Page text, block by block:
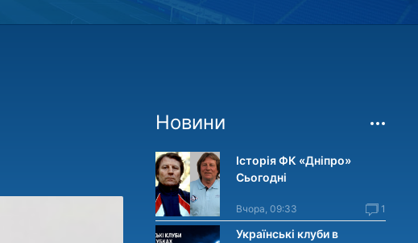
Новини
Історія ФК «Дніпро»
Сьогодні
Вчора, 09:33 1
Українські клуби в